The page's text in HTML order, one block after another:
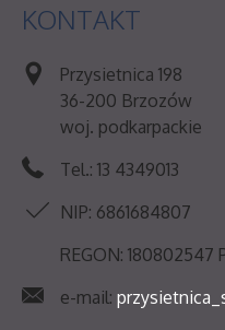
KONTAKT
Przysietnica 198
36-200 Brzozów
woj. podkarpackie
Tel.: 13 4349013
NIP: 6861684807
REGON: 180802547
e-mail: